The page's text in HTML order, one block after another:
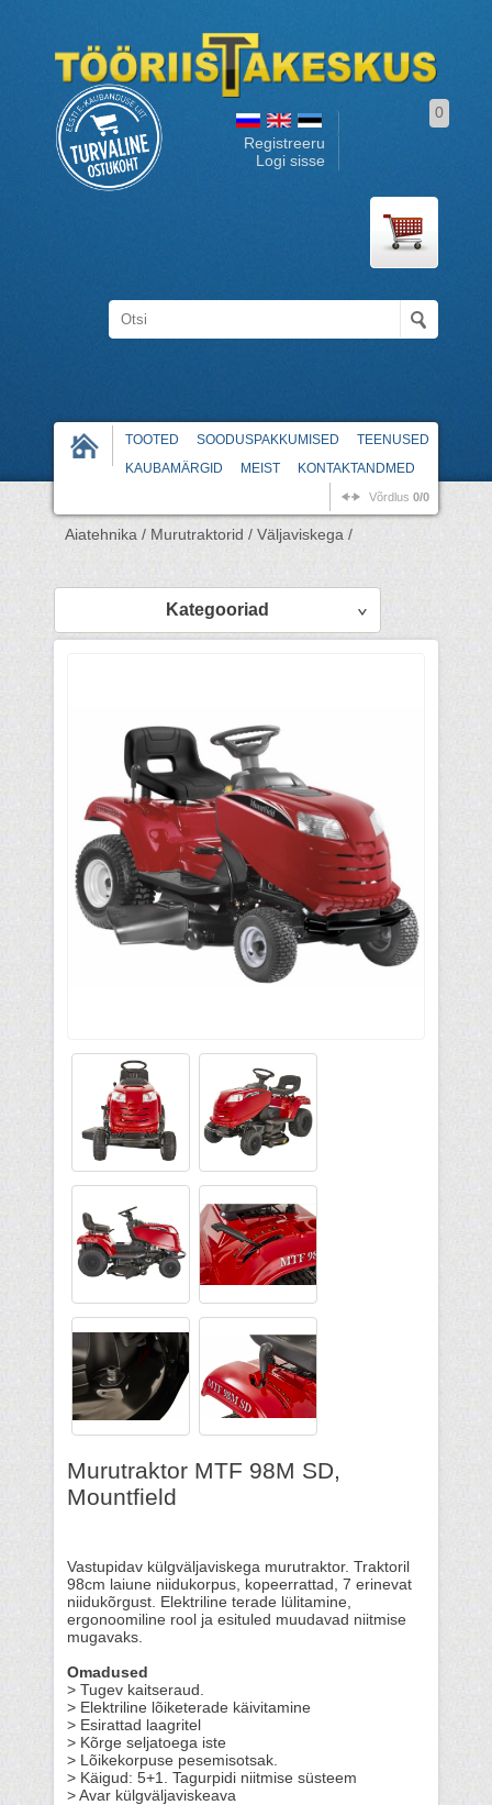
Registreeru
Logi sisse
0
TOOTED SOODUSPAKKUMISED
TEENUSED
KAUBAMÄRGID
MEIST KONTAKTANDMED
Võrdlus 0/0
Aiatehnika / Murutraktorid / Väljaviskega /
Kategooriad
Murutraktor MTF 98M SD,
Mountfield
Vastupidav külgväljaviskega murutraktor. Traktoril
98cm laiune niidukorpus, kopeerrattad, 7 erinevat
niidukõrgust. Elektriline terade lülitamine,
ergonoomiline rool ja esituled muudavad niitmise
mugavaks.
Omadused
> Tugev kaitseraud.
> Elektriline lõiketerade käivitamine
> Esirattad laagritel
> Kõrge seljatoega iste
> Lõikekorpuse pesemisotsak.
> Käigud: 5+1. Tagurpidi niitmise süsteem
> Avar külgväljaviskeava